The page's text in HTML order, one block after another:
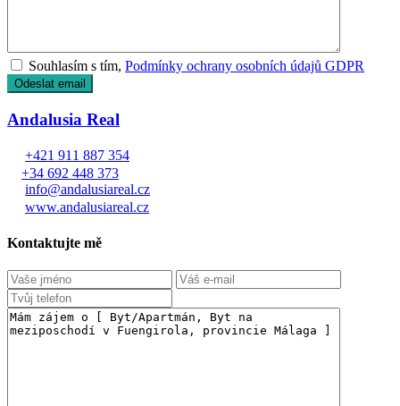
Souhlasím s tím,Podmínky ochrany osobních údajů GDPR
Andalusia Real
+421 911 887 354
+34 692 448 373
info@andalusiareal.cz
www.andalusiareal.cz
Kontaktujte mě